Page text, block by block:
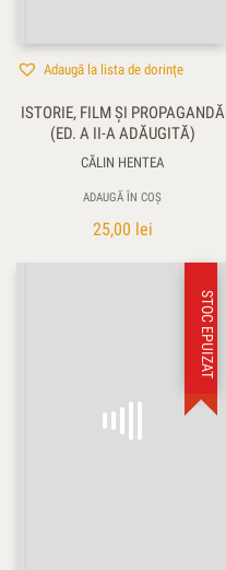
Adaugă la lista de dorințe
ISTORIE, FILM ŞI PROPAGANDĂ
(ED. A II-A ADĂUGITĂ)
CĂLIN HENTEA
ADAUGĂ ÎN COȘ
25,00 lei
STOC EPUIZAT